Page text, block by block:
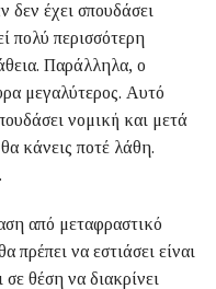
δεν έχει σπουδάσει
πολύ περισσότερη
Παράλληλα, ο
μεγαλύτερος. Αυτό
νομική και μετά
κάνεις ποτέ λάθη.
από μεταφραστικό
πρέπει να εστιάσει είναι
σε θέση να διακρίνει